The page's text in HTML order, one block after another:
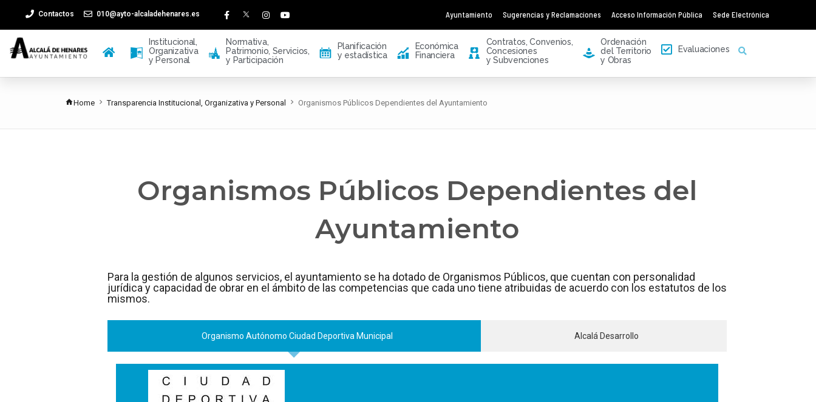
Contactos 010@ayto-alcaladehenares.es Ayuntamiento Sugerencias y Reclamaciones Acceso Información Pública Sede Electrónica
A
Institucional,
Organizativa
y Personal
C
Normativa,
Patrimonio, Servicios,
y Participación
E
Planificación
y estadística
Q
Económica
Financiera
V
Contratos, Convenios,
Concesiones
y Subvenciones
e
Ordenación
del Territorio
y Obras
Evaluaciones
Home Transparencia Institucional, Organizativa y Personal Organismos Públicos Dependientes del Ayuntamiento
Organismos Públicos Dependientes del
Ayuntamiento
Para la gestión de algunos servicios, el ayuntamiento se ha dotado de Organismos Públicos, que cuentan con personalidad
jurídica y capacidad de obrar en el ámbito de las competencias que cada uno tiene atribuidas de acuerdo con los estatutos de los
mismos.
Organismo Autónomo Ciudad Deportiva Municipal Alcalá Desarrollo